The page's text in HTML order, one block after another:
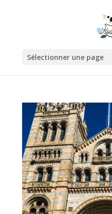
Sélectionner une page